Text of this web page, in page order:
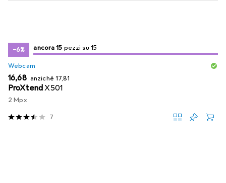
−6% 15/ 15
15pezzi su 15
ancora 15 pezzi su 15
Webcam
EUR
16,68 anziché EUR
17,81
ProXtendX501
2 Mpx
7